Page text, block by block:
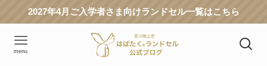
2027年4月ご入学者さま向けランドセル一覧はこちら
menu